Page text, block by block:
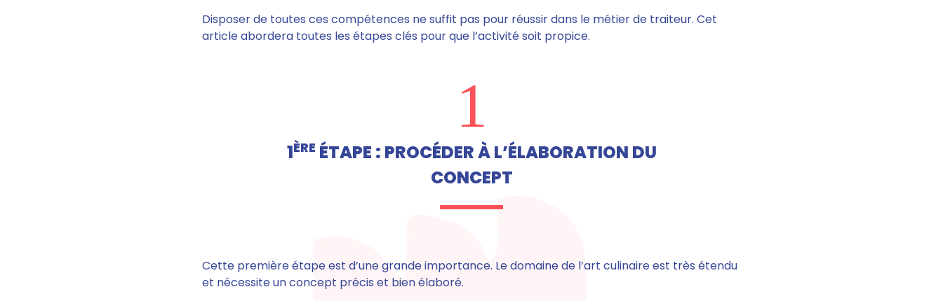
Disposer de toutes ces compétences ne suffit pas pour réussir dans le métier de traiteur. Cet
article abordera toutes les étapes clés pour que l’activité soit propice.
1
1ÈRE ÉTAPE : PROCÉDER À L’ÉLABORATION DU
CONCEPT
Cette première étape est d’une grande importance. Le domaine de l’art culinaire est très étendu
et nécessite un concept précis et bien élaboré.